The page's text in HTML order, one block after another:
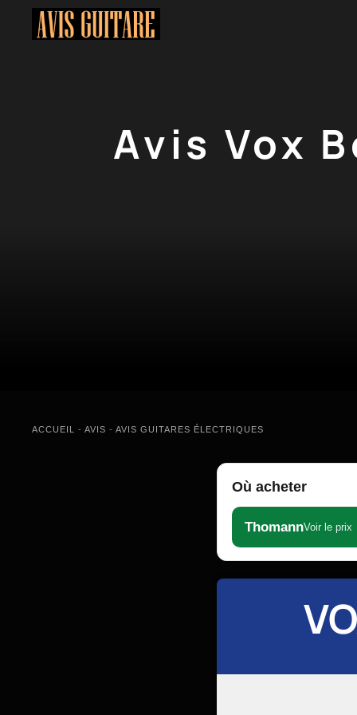
Avis Vox
ACCUEIL - AVIS - AVIS GUITARES ÉLECTRIQUES
Où acheter
ThomannVoir le